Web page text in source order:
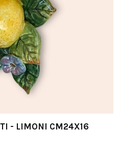
- LIMONI CM24X16